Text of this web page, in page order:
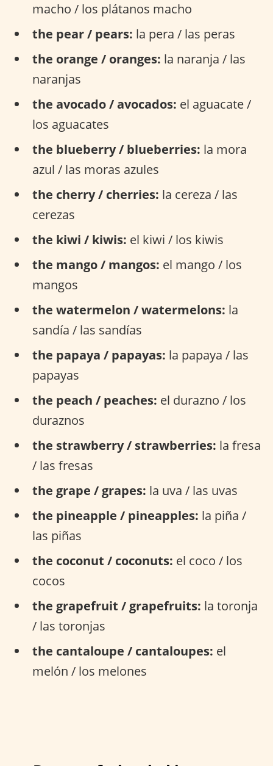
macho / los plátanos macho
the pear / pears: la pera / las peras
the orange / oranges: la naranja / las
naranjas
the avocado / avocados: el aguacate /
los aguacates
the blueberry / blueberries: la mora
azul / las moras azules
the cherry / cherries: la cereza / las
cerezas
the kiwi / kiwis: el kiwi / los kiwis
the mango / mangos: el mango / los
mangos
the watermelon / watermelons: la
sandía / las sandías
the papaya / papayas: la papaya / las
papayas
the peach / peaches: el durazno / los
duraznos
the strawberry / strawberries: la fresa
/ las fresas
the grape / grapes: la uva / las uvas
the pineapple / pineapples: la piña /
las piñas
the coconut / coconuts: el coco / los
cocos
the grapefruit / grapefruits: la toronja
/ las toronjas
the cantaloupe / cantaloupes: el
melón / los melones